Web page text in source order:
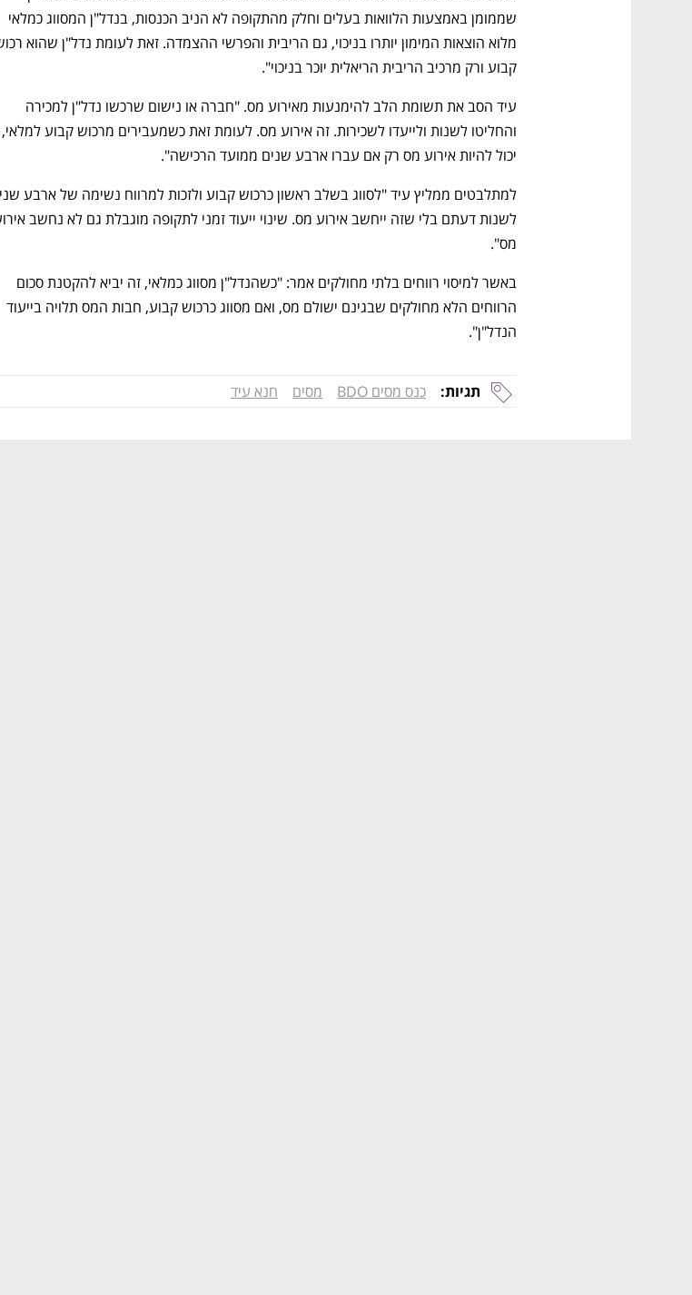
קבוע ורק מרכיב הריבית הריאלית יוכר בניכוי".
יכול להיות אירוע מס רק אם עברו ארבע שנים ממועד הרכישה".
מס".
הנדל"ן".
תגיות: כנס מסים BDO מסים חנא עיד